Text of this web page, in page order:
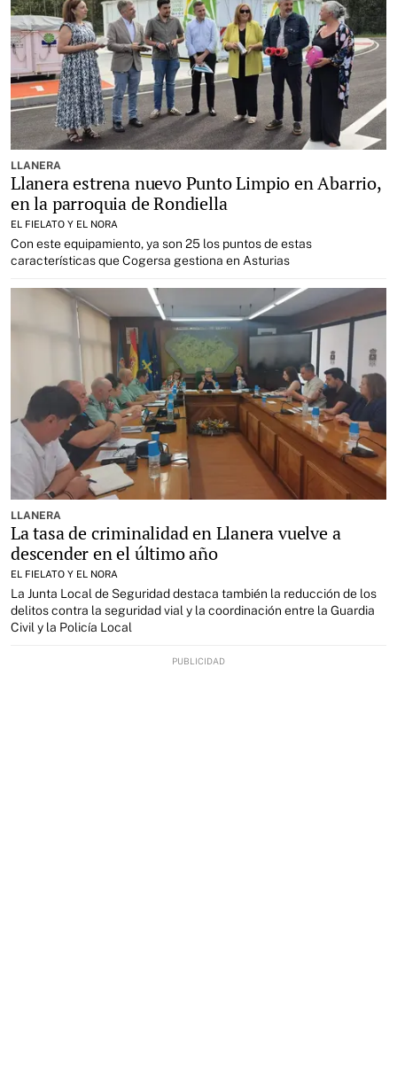
LLANERA
Llanera estrena nuevo Punto Limpio en Abarrio,
en la parroquia de Rondiella
EL FIELATO Y EL NORA
Con este equipamiento, ya son 25 los puntos de estas
características que Cogersa gestiona en Asturias
LLANERA
La tasa de criminalidad en Llanera vuelve a
descender en el último año
EL FIELATO Y EL NORA
La Junta Local de Seguridad destaca también la reducción de los
delitos contra la seguridad vial y la coordinación entre la Guardia
Civil y la Policía Local